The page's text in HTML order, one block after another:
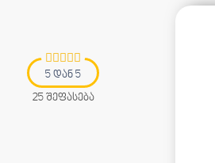
5 დან 5
25 შეფასება